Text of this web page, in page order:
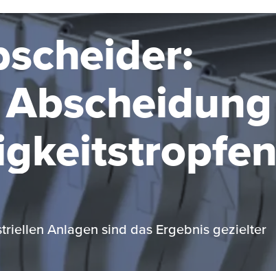
Medien
Anlagen sind das Ergebnis gezielter